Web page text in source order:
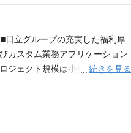
ト(チェックリスト作成含)、結
の将来的なキャリアアップ意欲
発・運用保守まで、一気通貫し
日立グループの充実した福利厚
カスタム業務アプリケーション
ジェクト規模は小規模（2人
トの提案から実行管理、また、
を通して習得頂けます。 必要
義、基本設計の実施経験のある
続きを見る